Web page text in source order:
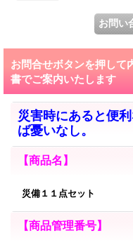
お問合せボタンを押し
書でご案内いたします
災害時にあると便
ば憂いなし。
【商品名】
災備１１点セット
【商品管理番号】